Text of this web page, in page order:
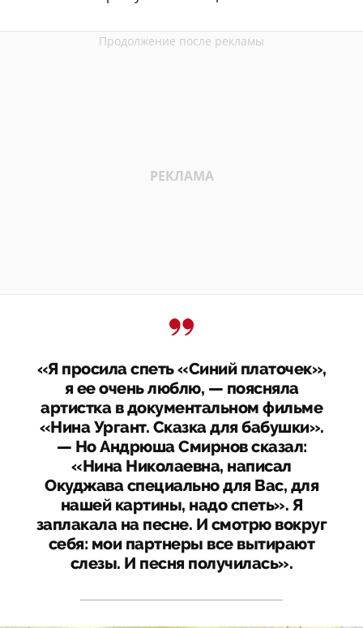
«Я просила спеть «Синий платочек»,
я ее очень люблю, — поясняла
артистка в документальном фильме
«Нина Ургант. Сказка для бабушки».
— Но Андрюша Смирнов сказал:
«Нина Николаевна, написал
Окуджава специально для Вас, для
нашей картины, надо спеть». Я
заплакала на песне. И смотрю вокруг
себя: мои партнеры все вытирают
слезы. И песня получилась».